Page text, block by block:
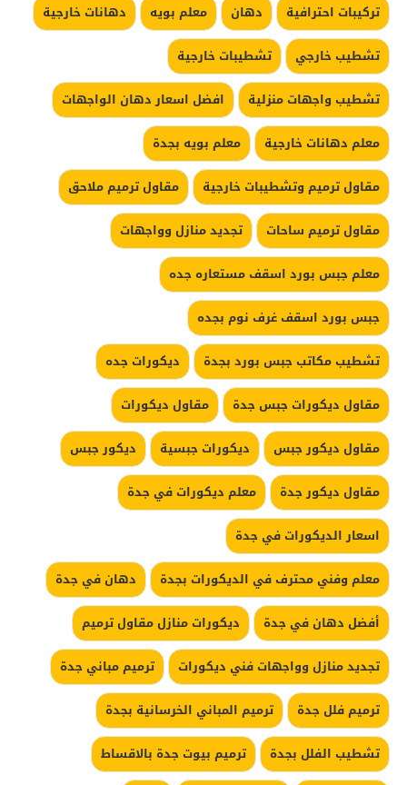
تركيبات احترافية
دهان معلم بويه
دهانات خارجية
تشطيب خارجي
تشطيبات خارجية
تشطيب واجهات منزلية
افضل اسعار دهان الواجهات
معلم دهانات خارجية
معلم بويه بجدة
مقاول ترميم وتشطيبات خارجية
مقاول ترميم ملاحق
مقاول ترميم ساحات
تجديد منازل وواجهات
معلم جبس بورد اسقف مستعاره جده
جبس بورد اسقف غرف نوم بجده
تشطيب مكاتب جبس بورد بجدة
ديكورات جده
مقاول ديكورات جبس جدة
مقاول ديكورات
مقاول ديكور جبس
ديكورات جبسية
ديكور جبس
مقاول ديكور جدة
معلم ديكورات في جدة
اسعار الديكورات في جدة
معلم وفني محترف في الديكورات بجدة
دهان في جدة
أفضل دهان في جدة
ديكورات منازل مقاول ترميم
تجديد منازل وواجهات فني ديكورات
ترميم مباني جدة
ترميم فلل جدة
ترميم المباني الخرسانية بجدة
تشطيب الفلل بجدة
ترميم بيوت جدة بالاقساط